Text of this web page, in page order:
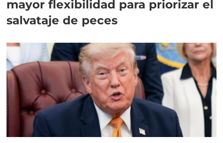
mayor flexibilidad para priorizar el
salvataje de peces